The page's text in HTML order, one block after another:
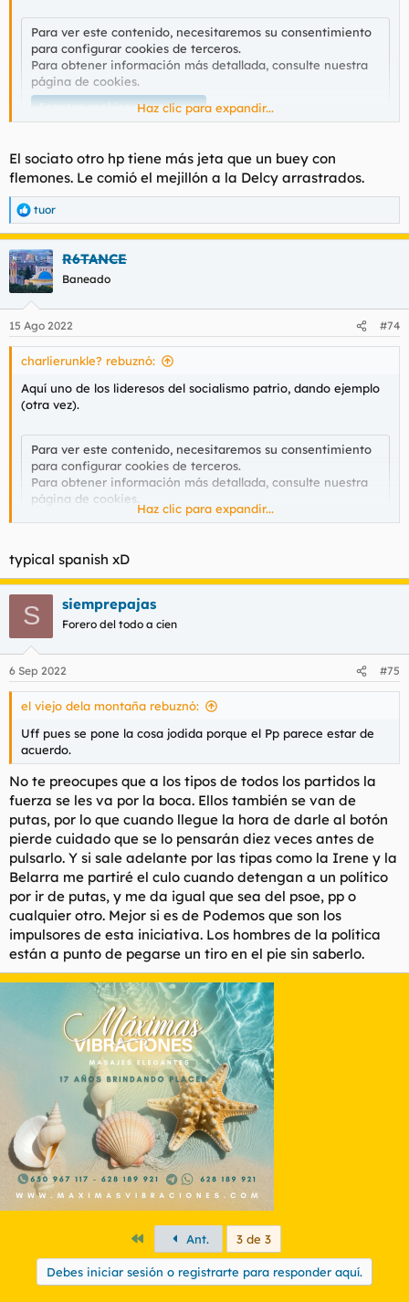
Para ver este contenido, necesitaremos su consentimiento
para configurar cookies de terceros.
Para obtener información más detallada, consulte nuestra
página de cookies.
Aceptar cookies de terceros
Su sobrina, of course.
Haz clic para expandir...
El sociato otro hp tiene más jeta que un buey con
flemones. Le comió el mejillón a la Delcy arrastrados.
R
e
a
c
c
i
e
s
tuor
R6TANCE
Baneado
15 Ago 2022 #74
charlierunkle? rebuznó:
Aquí uno de los lideresos del socialismo patrio, dando ejemplo
(otra vez).
Para ver este contenido, necesitaremos su consentimiento
para configurar cookies de terceros.
Para obtener información más detallada, consulte nuestra
página de cookies
Aceptar cookies de terceros
Su sobrina, of course.
Haz clic para expandir...
typical spanish xD
S siemprepajas
Forero del todo a cien
6 Sep 2022 #75
el viejo dela montaña rebuznó:
Uff pues se pone la cosa jodida porque el Pp parece estar de
acuerdo.
No te preocupes que a los tipos de todos los partidos la
fuerza se les va por la boca. Ellos también se van de
putas, por lo que cuando llegue la hora de darle al botón
pierde cuidado que se lo pensarán diez veces antes de
pulsarlo. Y si sale adelante por las tipas como la Irene y la
Belarra me partiré el culo cuando detengan a un político
por ir de putas, y me da igual que sea del psoe, pp o
cualquier otro. Mejor si es de Podemos que son los
impulsores de esta iniciativa. Los hombres de la política
están a punto de pegarse un tiro en el pie sin saberlo.
PrimeroAnt. 3 de 3
Debes iniciar sesión o registrarte para responder aquí.